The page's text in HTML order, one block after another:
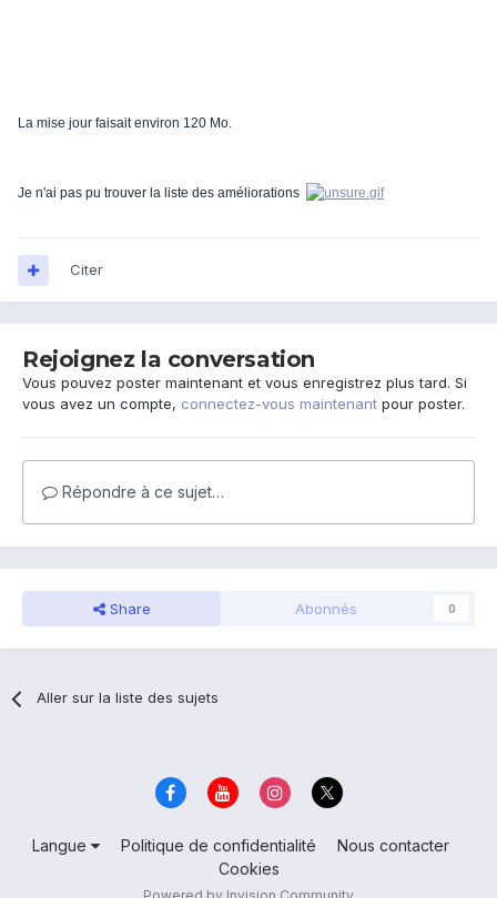
La mise jour faisait environ 120 Mo.
Je n'ai pas pu trouver la liste des améliorations
Citer
Rejoignez la conversation
Vous pouvez poster maintenant et vous enregistrez plus tard. Si
vous avez un compte, connectez-vous maintenant pour poster.
Répondre à ce sujet…
Share Abonnés 0
Aller sur la liste des sujets
Langue Politique de confidentialité
Nous contacter
Cookies